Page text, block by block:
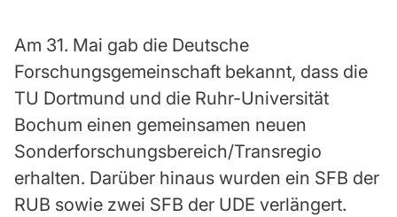
Am 31. Mai gab die Deutsche
Forschungsgemeinschaft bekannt, dass die
TU Dortmund und die Ruhr-Universität
Bochum einen gemeinsamen neuen
Sonderforschungsbereich/Transregio
erhalten. Darüber hinaus wurden ein SFB der
RUB sowie zwei SFB der UDE verlängert.